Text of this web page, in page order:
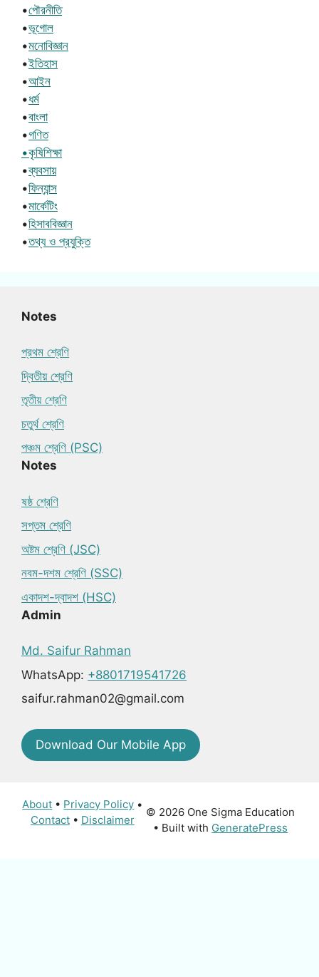
•পৌরনীতি
•ভূগোল
•মনোবিজ্ঞান
•ইতিহাস
•আইন
•ধর্ম
•বাংলা
•গণিত
•কৃষিশিক্ষা
•ব্যবসায়
•ফিন্যান্স
•মার্কেটিং
•হিসাববিজ্ঞান
•তথ্য ও প্রযুক্তি
Notes
প্রথম শ্রেণি
দ্বিতীয় শ্রেণি
তৃতীয় শ্রেণি
চতুর্থ শ্রেণি
পঞ্চম শ্রেণি (PSC)
Notes
ষষ্ঠ শ্রেণি
সপ্তম শ্রেণি
অষ্টম শ্রেণি (JSC)
নবম-দশম শ্রেণি (SSC)
একাদশ-দ্বাদশ (HSC)
Admin
Md. Saifur Rahman
WhatsApp: +8801719541726
saifur.rahman02@gmail.com
Download Our Mobile App
About • Privacy Policy •
Contact• Disclaimer
© 2026 One Sigma Education
• Built with GeneratePress